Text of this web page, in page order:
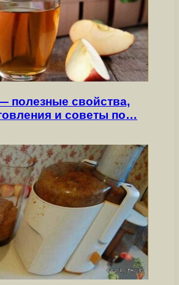
полезные свойства,
и советы по…